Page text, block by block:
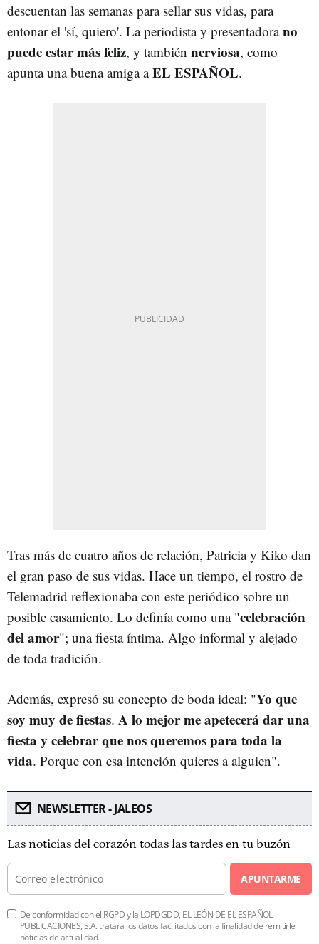
descuentan las semanas para sellar sus vidas, para
entonar el 'sí, quiero'. La periodista y presentadorano
puede estar más feliz, y también nerviosa, como
apunta una buena amiga aEL ESPAÑOL.
Tras más de cuatro años de relación, Patricia y Kiko dan
el gran paso de sus vidas. Hace un tiempo, el rostro de
Telemadrid reflexionaba con este periódico sobre un
posible casamiento. Lo definía como una "celebración
del amor"; una fiesta íntima. Algo informal y alejado
de toda tradición.
Además, expresó su concepto de boda ideal: "Yo que
soy muy de fiestas. A lo mejor me apetecerá dar una
fiesta y celebrar que nos queremos para toda la
vida. Porque con esa intención quieres a alguien".
NEWSLETTER - JALEOS
Las noticias del corazón todas las tardes en tu buzón
APUNTARME
De conformidad con el RGPD y la LOPDGDD, EL LEÓN DE EL ESPAÑOL
PUBLICACIONES, S.A. tratará los datos facilitados con la finalidad de remitirle
noticias de actualidad.